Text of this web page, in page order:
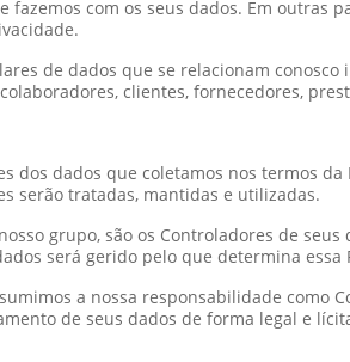
fazemos com os seus dados. Em
de dados que se relacionam
clientes, fornecedores,
dos dados que coletamos nos termos
serão tratadas, mantidas e utilizadas.
grupo, são os Controladores de
será gerido pelo que determina essa
a nossa responsabilidade como
de seus dados de forma legal e